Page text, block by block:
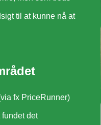
til at kunne nå at
fx PriceRunner)
det